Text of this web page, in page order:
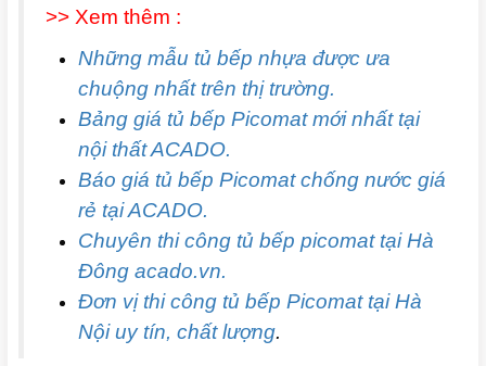
>> Xem thêm :
Những mẫu tủ bếp nhựa được ưa
chuộng nhất trên thị trường.
Bảng giá tủ bếp Picomat mới nhất tại
nội thất ACADO.
Báo giá tủ bếp Picomat chống nước giá
rẻ tại ACADO.
Chuyên thi công tủ bếp picomat tại Hà
Đông acado.vn.
Đơn vị thi công tủ bếp Picomat tại Hà
Nội uy tín, chất lượng.